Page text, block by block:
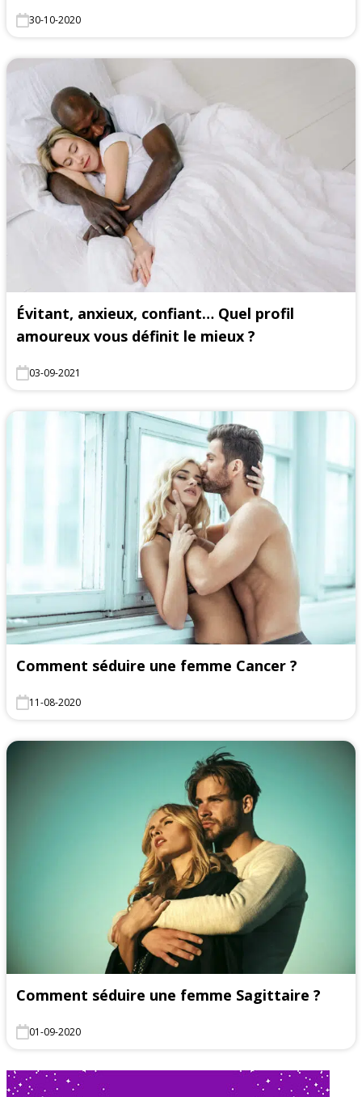
30-10-2020
Évitant, anxieux, confiant… Quel profil
amoureux vous définit le mieux ?
03-09-2021
Comment séduire une femme Cancer ?
11-08-2020
Comment séduire une femme Sagittaire ?
01-09-2020